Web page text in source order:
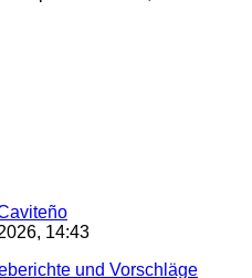
14:43
und Vorschläge